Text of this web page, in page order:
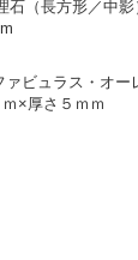
石（長方形／中
ァビュラス・オ
×厚さ５ｍｍ